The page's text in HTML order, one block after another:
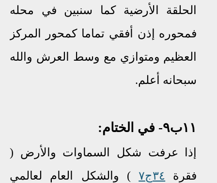
الحلقة الأرضية كما سنبين في محله
فمحوره إذن أفقي تماما كمحور المركز
العظيم ومتوازي مع وسط العرش والله
سبحانه أعلم.
١١ب ٩- في الختام:
إذا عرفت شكل السماوات والأرض (
فقرة
٣٤ج٧
) والشكل العام لعالمي